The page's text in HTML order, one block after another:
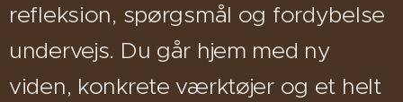
refleksion, spørgsmål og fordybelse
undervejs. Du går hjem med ny
viden, konkrete værktøjer og et helt